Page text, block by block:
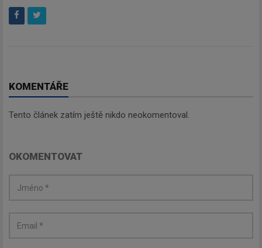
KOMENTÁŘE
Tento článek zatím ještě nikdo neokomentoval.
OKOMENTOVAT